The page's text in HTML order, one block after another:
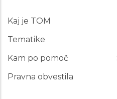
Hitre
povezave
Kaj je TOM
Tematike
Kam po pomoč
Pravna obvestila